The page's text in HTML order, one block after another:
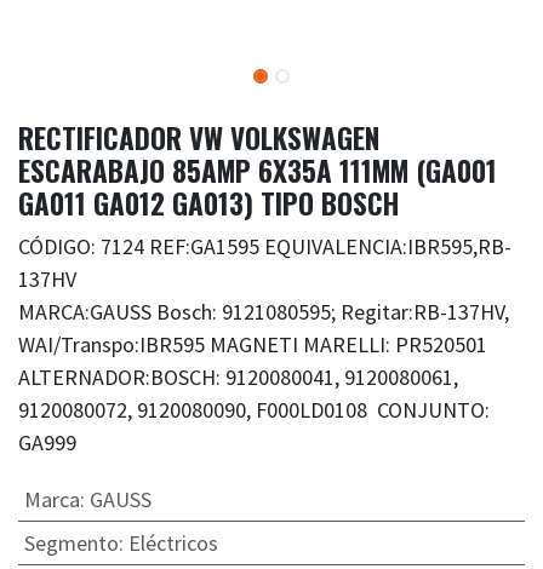
RECTIFICADOR VW VOLKSWAGEN
ESCARABAJO 85AMP 6X35A 111MM (GA001
GA011 GA012 GA013) TIPO BOSCH
CÓDIGO: 7124 REF:GA1595 EQUIVALENCIA:IBR595,RB-
137HV
MARCA:GAUSS Bosch: 9121080595; Regitar:RB-137HV,
WAI/Transpo:IBR595 MAGNETI MARELLI: PR520501
ALTERNADOR:BOSCH: 9120080041, 9120080061,
9120080072, 9120080090, F000LD0108 CONJUNTO:
GA999
Marca: GAUSS
Segmento: Eléctricos